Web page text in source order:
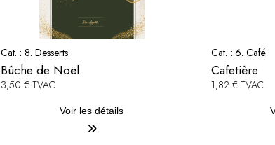
Cat. : 8. Desserts
Bûche de Noël
3,50 € TVAC
Voir les détails
Cat. : 6. Café
Cafetière
1,82 € TVAC